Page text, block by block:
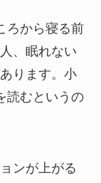
ろから寝る前
、眠れない
ります。小
読むというの
ンが上がる